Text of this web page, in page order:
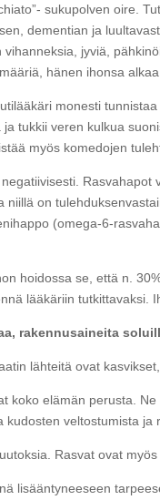
sukupolven oire.
dementian ja
jyviä,
hänen ihonsa
monesti
tukkii veren kulkua
myös komedojen
on
(omega-6-
hoidossa se, että n.
lääkäriin tutkittavaksi.
rakennusaineita
lähteitä ovat
koko elämän perusta.
veltostumista ja
Rasvat ovat
lisääntyneeseen